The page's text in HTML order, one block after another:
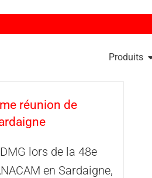
Produits
réunion de
lors de la 48e
en Sardaigne,